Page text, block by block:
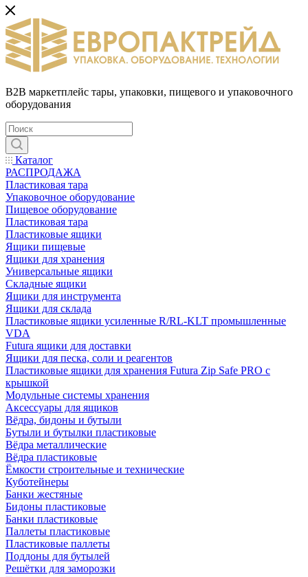
B2B маркетплейс тары, упаковки, пищевого и упаковочного
оборудования
Каталог
РАСПРОДАЖА
Пластиковая тара
Упаковочное оборудование
Пищевое оборудование
Пластиковая тара
Пластиковые ящики
Ящики пищевые
Ящики для хранения
Универсальные ящики
Складные ящики
Ящики для инструмента
Ящики для склада
Пластиковые ящики усиленные R/RL-KLT промышленные
VDA
Futura ящики для доставки
Ящики для песка, соли и реагентов
Пластиковые ящики для хранения Futura Zip Safe PRO с
крышкой
Модульные системы хранения
Аксессуары для ящиков
Вёдра, бидоны и бутыли
Бутыли и бутылки пластиковые
Вёдра металлические
Вёдра пластиковые
Ёмкости строительные и технические
Куботейнеры
Банки жестяные
Бидоны пластиковые
Банки пластиковые
Паллеты пластиковые
Пластиковые паллеты
Поддоны для бутылей
Решётки для заморозки